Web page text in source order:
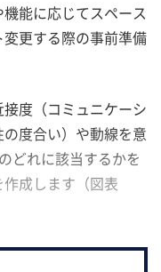
能に応じてスペース
更する際の事前準備
度（コミュニケーシ
度合い）や動線を意
どれに該当するかを
成します（図表